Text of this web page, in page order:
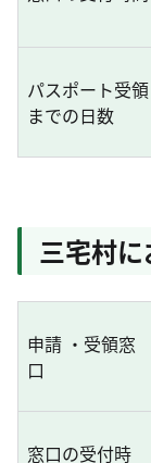
パスポート受領
までの日数
三宅村
申請 ・受領窓
口
窓口の受付時